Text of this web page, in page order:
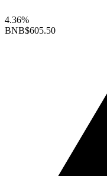
4.36%
BNB$605.50